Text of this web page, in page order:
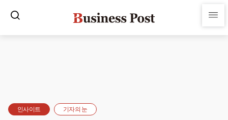
인사이트 기자의 눈